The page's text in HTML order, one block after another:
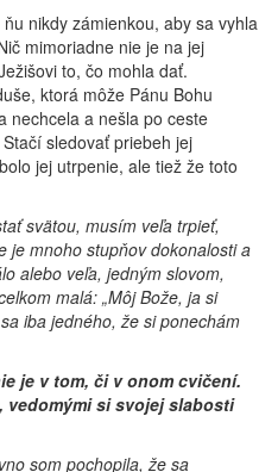
nikdy zámienkou, aby sa vyhla
mimoriadne nie je na jej
to, čo mohla dať.
ktorá môže Pánu Bohu
nechcela a nešla po ceste
sledovať priebeh jej
jej utrpenie, ale tiež že toto
svätou, mu­sím veľa trpieť,
je mnoho stupňov dokonalosti a
alebo veľa, jedným slovom,
malá: „Môj Bože, ja si
iba jedného, že si ponechám
je v tom, či v onom cvičení.
vedomými si svojej slabosti
som pochopila, že sa